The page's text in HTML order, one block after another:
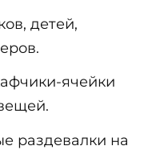
детей,
ячейки
раздевалки на